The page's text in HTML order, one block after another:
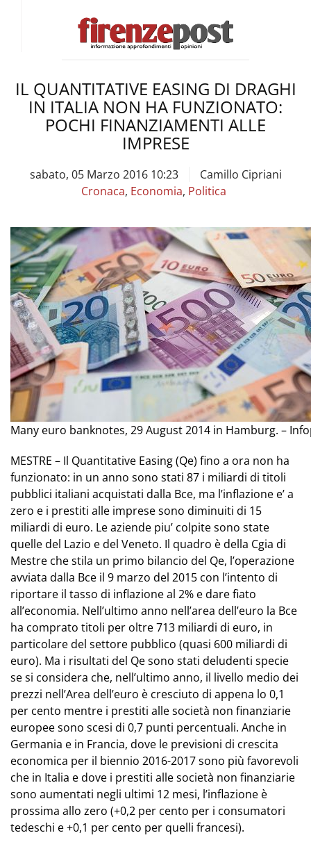
IL QUANTITATIVE EASING DI DRAGHI
IN ITALIA NON HA FUNZIONATO:
POCHI FINANZIAMENTI ALLE
IMPRESE
sabato, 05 Marzo 2016 10:23
Camillo Cipriani
Cronaca, Economia, Politica
Many euro banknotes, 29 August 2014 in Hamburg. –
MESTRE – Il Quantitative Easing (Qe) fino a ora non ha
funzionato: in un anno sono stati 87 i miliardi di titoli
pubblici italiani acquistati dalla Bce, ma l’inflazione e’ a
zero e i prestiti alle imprese sono diminuiti di 15
miliardi di euro. Le aziende piu’ colpite sono state
quelle del Lazio e del Veneto. Il quadro è della Cgia di
Mestre che stila un primo bilancio del Qe, l’operazione
avviata dalla Bce il 9 marzo del 2015 con l’intento di
riportare il tasso di inflazione al 2% e dare fiato
all’economia. Nell’ultimo anno nell’area dell’euro la Bce
ha comprato titoli per oltre 713 miliardi di euro, in
particolare del settore pubblico (quasi 600 miliardi di
euro). Ma i risultati del Qe sono stati deludenti specie
se si considera che, nell’ultimo anno, il livello medio dei
prezzi nell’Area dell’euro è cresciuto di appena lo 0,1
per cento mentre i prestiti alle società non finanziarie
europee sono scesi di 0,7 punti percentuali. Anche in
Germania e in Francia, dove le previsioni di crescita
economica per il biennio 2016-2017 sono più favorevoli
che in Italia e dove i prestiti alle società non finanziarie
sono aumentati negli ultimi 12 mesi, l’inflazione è
prossima allo zero (+0,2 per cento per i consumatori
tedeschi e +0,1 per cento per quelli francesi).